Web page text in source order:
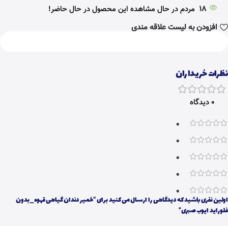
18 مردم در حال مشاهده این محصول در حال حاضر!
افزودن به لیست علاقه مندی
نظرات خریداران
0 دیدگاه
0
0
0
0
0
اولین نفری باشید که دیدگاهی را ارسال می کنید برای “خمیر دندان گیاهی قهوه_بدون
فلوراید ایوب صبری”